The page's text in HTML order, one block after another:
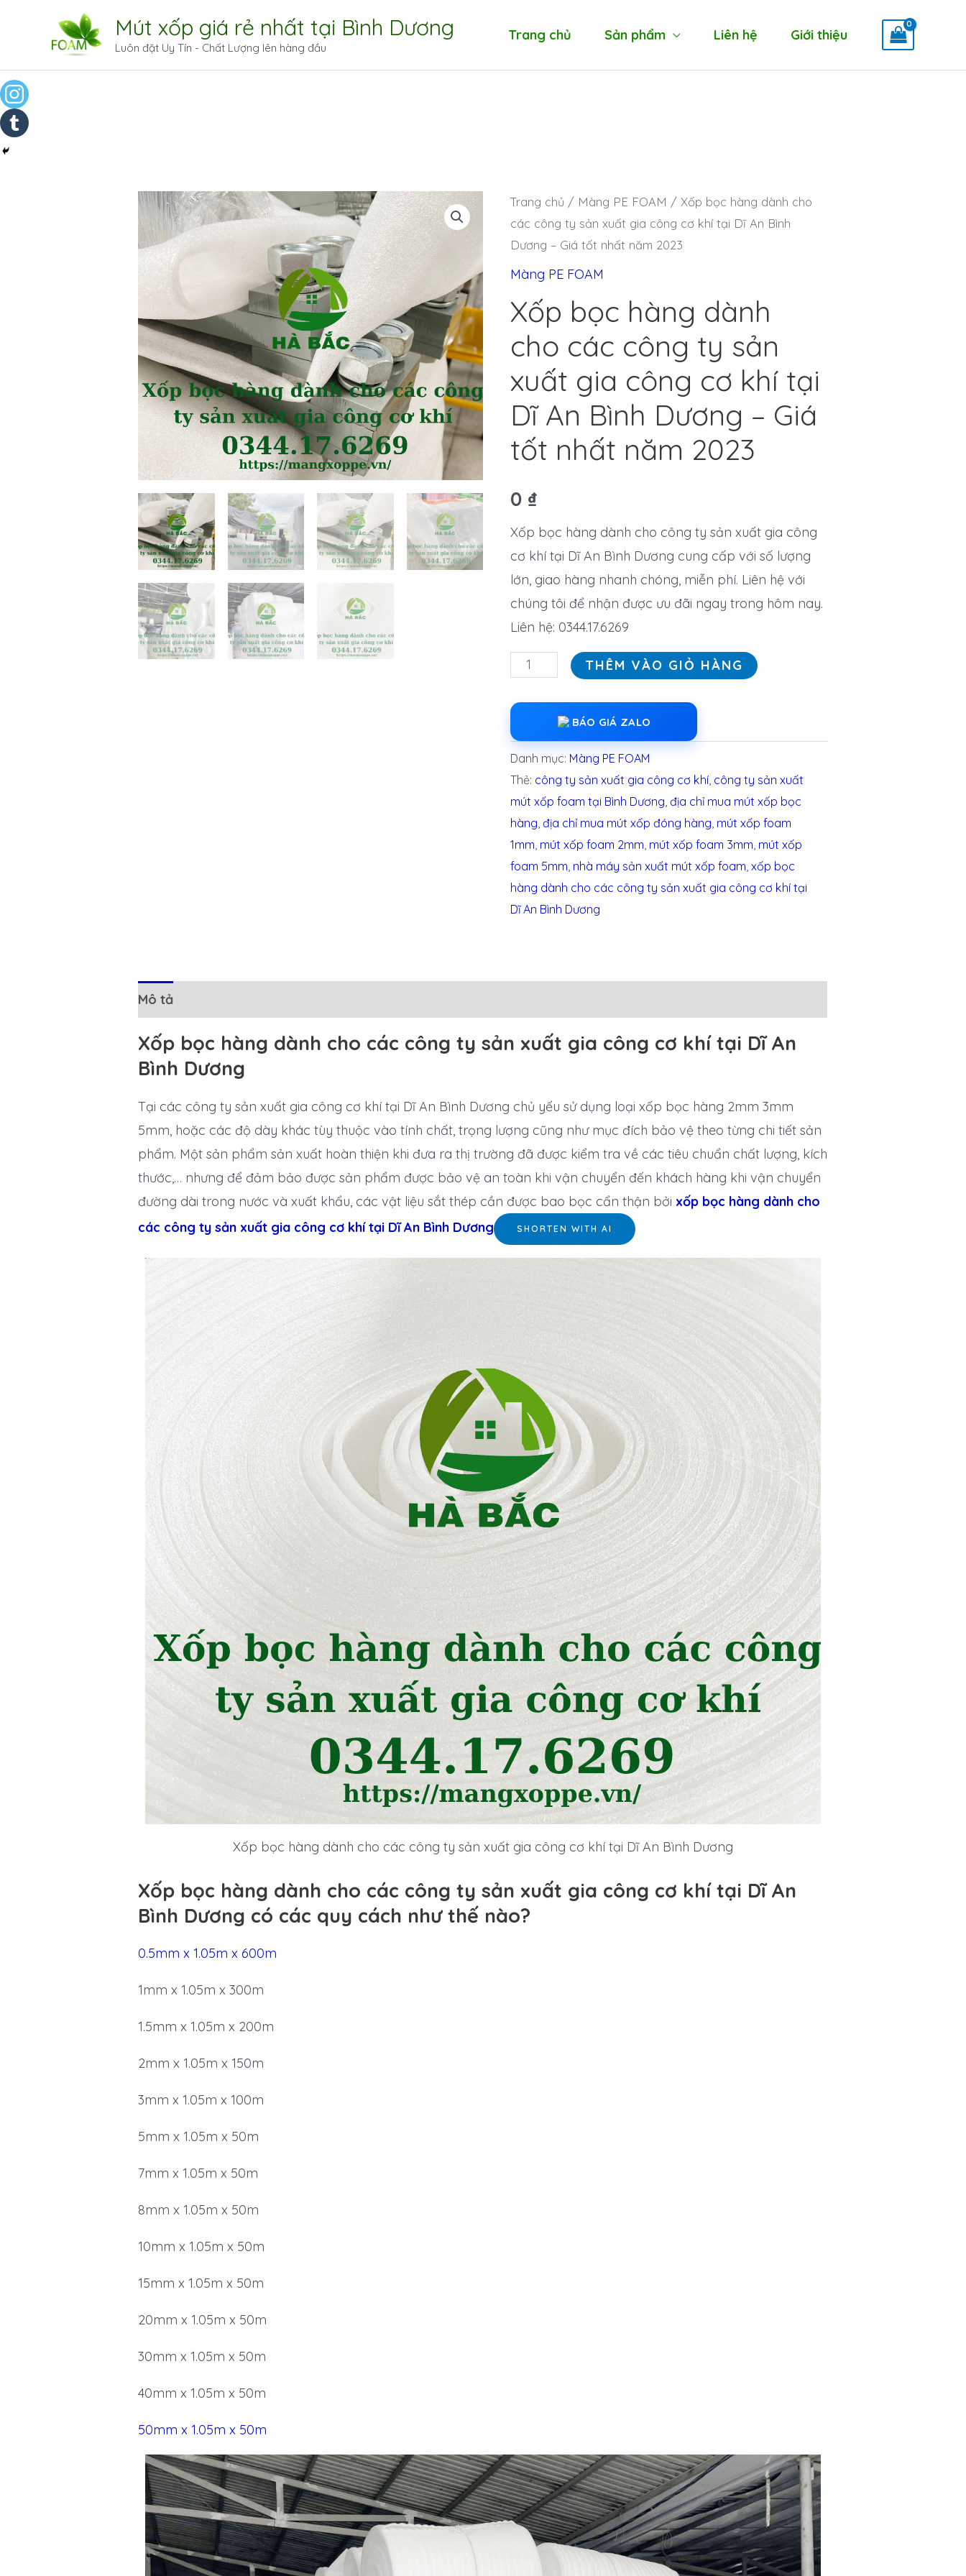
Mút xốp giá rẻ nhất tại Bình Dương
Luôn đặt Uy Tín - Chất Lượng lên hàng đầu
Trang chủ Sản phẩm Liên hệ Giới thiệu
Trang chủ / Màng PE FOAM / Xốp bọc hàng dành cho
các công ty sản xuất gia công cơ khí tại Dĩ An Bình
Dương – Giá tốt nhất năm 2023
Màng PE FOAM
Xốp bọc hàng dành
cho các công ty sản
xuất gia công cơ khí tại
Dĩ An Bình Dương – Giá
tốt nhất năm 2023
0 ₫
Xốp bọc hàng dành cho công ty sản xuất gia công
cơ khí tại Dĩ An Bình Dương cung cấp với số lượng
lớn, giao hàng nhanh chóng, miễn phí. Liên hệ với
chúng tôi để nhận được ưu đãi ngay trong hôm nay.
Liên hệ: 0344.17.6269
THÊM VÀO GIỎ HÀNG
BÁO GIÁ ZALO
Danh mục: Màng PE FOAM
Thẻ: công ty sản xuất gia công cơ khí, công ty sản xuất
mút xốp foam tại Bình Dương,địa chỉ mua mút xốp bọc
hàng,địa chỉ mua mút xốp đóng hàng, mút xốp foam
1mm, mút xốp foam 2mm, mút xốp foam 3mm, mút xốp
foam 5mm, nhà máy sản xuất mút xốp foam,xốp bọc
hàng dành cho các công ty sản xuất gia công cơ khí tại
Dĩ An Bình Dương
Mô tả
Xốp bọc hàng dành cho các công ty sản xuất gia công cơ khí tại Dĩ An
Bình Dương
Tại các công ty sản xuất gia công cơ khí tại Dĩ An Bình Dương chủ yếu sử dụng loại xốp bọc hàng 2mm 3mm
5mm, hoặc các độ dày khác tùy thuộc vào tính chất, trọng lượng cũng như mục đích bảo vệ theo từng chi tiết sản
phẩm. Một sản phẩm sản xuất hoàn thiện khi đưa ra thị trường đã được kiểm tra về các tiêu chuẩn chất lượng, kích
thước,… nhưng để đảm bảo được sản phẩm được bảo vệ an toàn khi vận chuyển đến khách hàng khi vận chuyển
đường dài trong nước và xuất khẩu, các vật liệu sắt thép cần được bao bọc cẩn thận bởi xốp bọc hàng dành cho
các công ty sản xuất gia công cơ khí tại Dĩ An Bình Dương
SHORTEN WITH AI
Xốp bọc hàng dành cho các công ty sản xuất gia công cơ khí tại Dĩ An Bình Dương
Xốp bọc hàng dành cho các công ty sản xuất gia công cơ khí tại Dĩ An
Bình Dương có các quy cách như thế nào?
0.5mm x 1.05m x 600m
1mm x 1.05m x 300m
1.5mm x 1.05m x 200m
2mm x 1.05m x 150m
3mm x 1.05m x 100m
5mm x 1.05m x 50m
7mm x 1.05m x 50m
8mm x 1.05m x 50m
10mm x 1.05m x 50m
15mm x 1.05m x 50m
20mm x 1.05m x 50m
30mm x 1.05m x 50m
40mm x 1.05m x 50m
50mm x 1.05m x 50m